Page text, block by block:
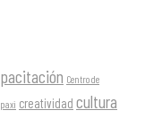
Centro de
creatividad cultura